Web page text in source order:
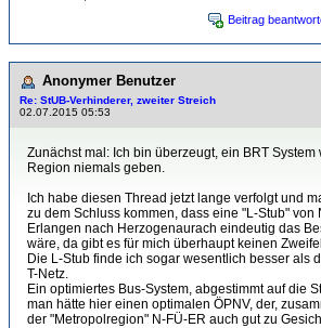
Beitrag
Anonymer Benutzer
Re: StUB-Verhinderer, zweiter Streich
02.07.2015 05:53
Zunächst mal: Ich bin überzeugt, ein BRT
Region niemals geben.
Ich habe diesen Thread jetzt lange verfolgt und
zu dem Schluss kommen, dass eine "L-Stub" von
Erlangen nach Herzogenaurach eindeutig das
wäre, da gibt es für mich überhaupt keinen
Die L-Stub finde ich sogar wesentlich besser als
T-Netz.
Ein optimiertes Bus-System, abgestimmt auf die
man hätte hier einen optimalen ÖPNV, der,
der "Metropolregion" N-FÜ-ER auch gut zu